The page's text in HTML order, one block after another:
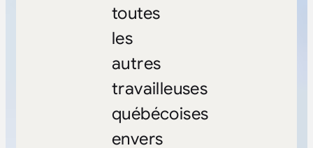
toutes
les
autres
travailleuses
québécoises
envers